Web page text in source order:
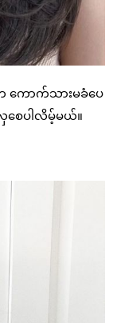
ောက်သားမခံပေ
လှစေပါလိမ့်မယ်။